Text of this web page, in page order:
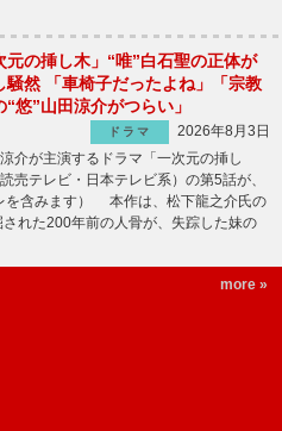
元の挿し木」“唯”白石聖の正体が
騒然 「車椅子だったよね」「宗教
“悠”山田涼介がつらい」
ドラマ
2026年8月3日
介が主演するドラマ「一次元の挿し
売テレビ・日本テレビ系）の第5話が、
を含みます） 本作は、松下龍之介氏の
れた200年前の人骨が、失踪した妹の
more »